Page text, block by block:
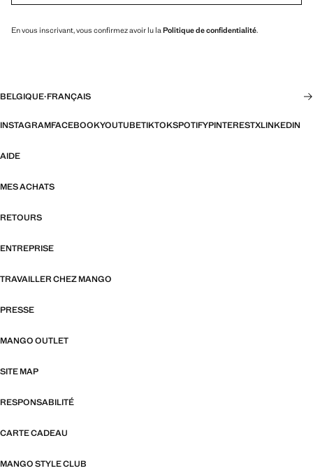
En vous inscrivant, vous confirmez avoir lu la Politique de confidentialité.
BELGIQUE·FRANÇAIS
INSTAGRAMFACEBOOKYOUTUBETIKTOKSPOTIFYPINTERESTXLINKEDIN
AIDE
MES ACHATS
RETOURS
ENTREPRISE
TRAVAILLER CHEZ MANGO
PRESSE
MANGO OUTLET
SITE MAP
RESPONSABILITÉ
CARTE CADEAU
MANGO STYLE CLUB